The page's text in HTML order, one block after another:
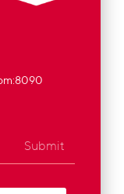
:8090
Submit